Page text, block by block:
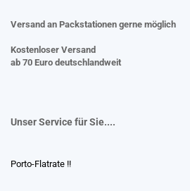
Versand an Packstationen gerne möglich
Kostenloser Versand
ab 70 Euro deutschlandweit
Unser Service für Sie....
Porto-Flatrate !!